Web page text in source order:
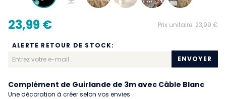
23,99 € Prix unitaire: 23,99 €
ALERTE RETOUR DE STOCK:
ENVOYER
Complément de Guirlande de 3m avec Câble Blanc
Une décoration à créer selon vos envies